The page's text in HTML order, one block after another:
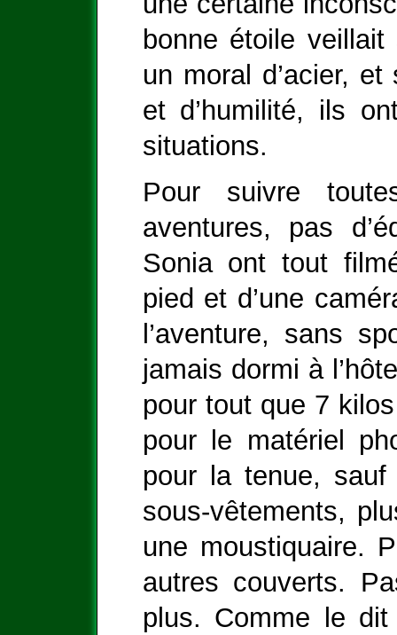
bonne étoile
un moral d’acier,
et d’humilité, ils
situations.
Pour suivre
aventures, pas
Sonia ont tout
pied et d’une
l’aventure, sans
jamais dormi à
pour tout que 7
pour le matériel
pour la tenue,
sous-vêtements,
une moustiquaire.
autres couverts.
plus. Comme le dit